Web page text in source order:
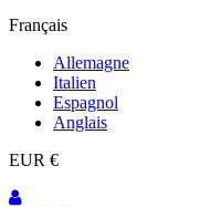
Français
Allemagne
Italien
Espagnol
Anglais
EUR €